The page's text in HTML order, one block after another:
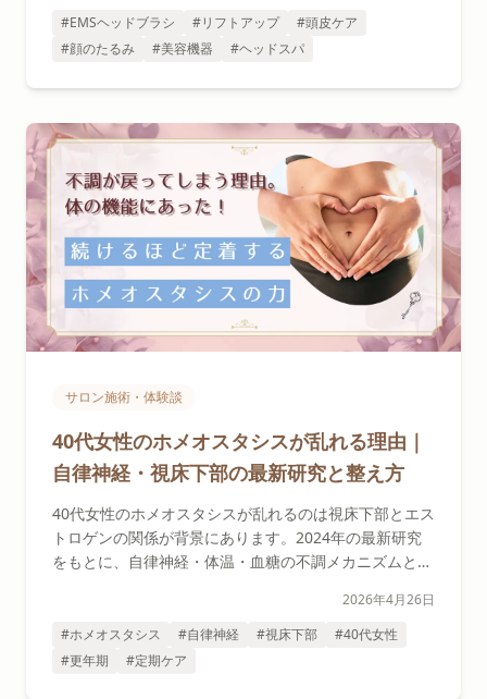
#EMSヘッドブラシ
#リフトアップ
#頭皮ケア
#顔のたるみ
#美容機器 #ヘッドスパ
サロン施術・体験談
40代女性のホメオスタシスが乱れる理由｜
自律神経・視床下部の最新研究と整え方
40代女性のホメオスタシスが乱れるのは視床下部とエス
トロゲンの関係が背景にあります。2024年の最新研究
をもとに、自律神経・体温・血糖の不調メカニズムと、
2026年4月26日
#ホメオスタシス
#自律神経 #視床下部
#40代女性
#更年期
#定期ケア